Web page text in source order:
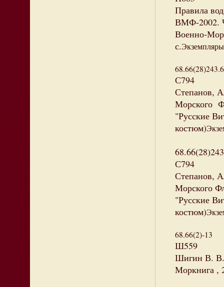
Правила
ВМФ-2002.
Военно-
с.
68.66(28)243.6
С794
Степанов,
Морского
"Русские
костюм)
С794
Степанов,
Морского
"Русские
костюм)
68.66(2)-13
Ш559
Шигин В. В.
Моркнига ,